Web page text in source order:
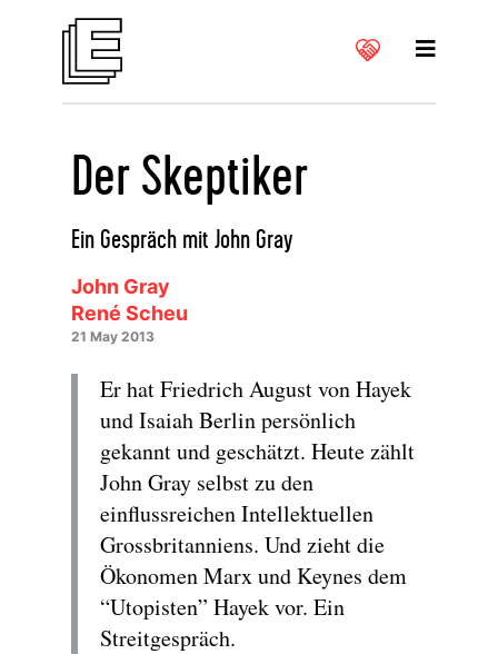
Der Skeptiker
Ein Gespräch mit John Gray
John Gray
René Scheu
21 May 2013
Er hat Friedrich August von Hayek
und Isaiah Berlin persönlich
gekannt und geschätzt. Heute zählt
John Gray selbst zu den
einflussreichen Intellektuellen
Grossbritanniens. Und zieht die
Ökonomen Marx und Keynes dem
“Utopisten” Hayek vor. Ein
Streitgespräch.